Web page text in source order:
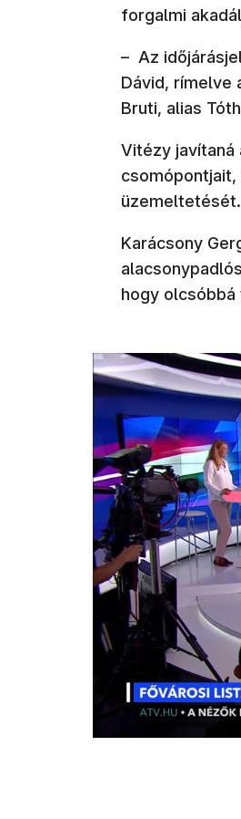
forgalmi
– Az
Dávid, rímelve
Bruti, alias
Vitézy
üzemeltetését.
Karácsony
hogy